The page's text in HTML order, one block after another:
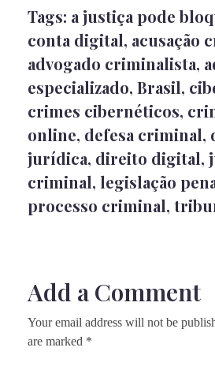
Tags: a justiça pode
conta digital, acusação
advogado criminalista,
especializado, Brasil,
crimes cibernéticos,
online, defesa criminal,
jurídica, direito digital,
criminal, legislação
processo criminal,
Add a Comment
Your email address will not be
are marked *